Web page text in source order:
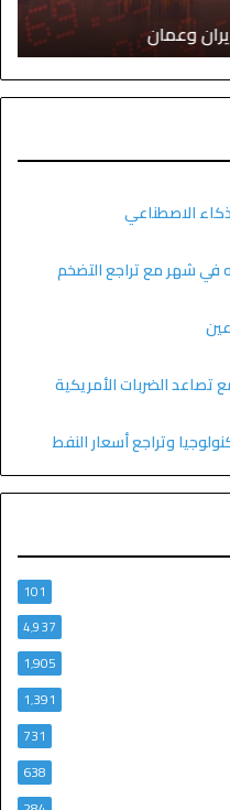
وعمان
الاصطناعي
في شهر مع تراجع التضخم
تصاعد الضربات الأمريكية
وتراجع أسعار النفط
101
4٬937
1٬905
1٬391
731
638